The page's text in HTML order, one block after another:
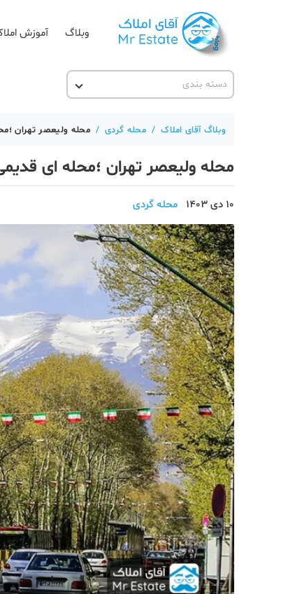
وبلاگ آموزش
دسته بندی
آقای مشاور املاک
آموزش پلتفرم آقای املاک
اخبار مسکن
تحلیل مسکن
حقوقی
دانستنی
دکوراسیون
صنعت ساختمان
محله گردی
معماری
ملکی
همایش و نمایشگاه
وبلاگ آقای املاک / محله گردی / محله ولیعصر تهران
محله ولیعصر تهران ؛محله ای
10 دی 1403 محله گردی